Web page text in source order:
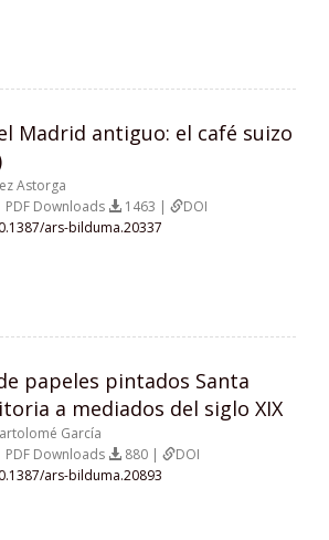
Madrid antiguo: el café suizo
Astorga
Downloads 1463 |
DOI
ars-bilduma.20337
papeles pintados Santa
a mediados del siglo XIX
García
Downloads 880 |
DOI
ars-bilduma.20893